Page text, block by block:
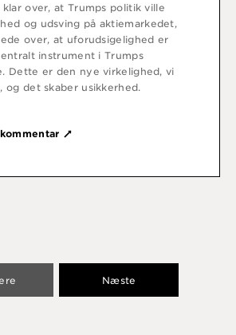
klar over, at Trumps politik ville
og udsving på aktiemarkedet,
over, at uforudsigelighed er
instrument i Trumps
Dette er den nye virkelighed, vi
og det skaber usikkerhed.
Næste